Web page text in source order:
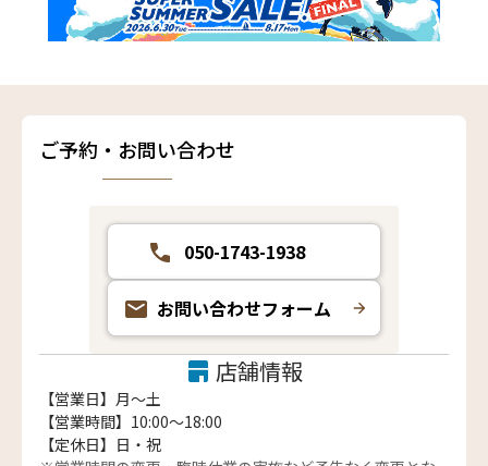
ご予約・お問い合わせ
050-1743-1938
お問い合わせフォーム
店舗情報
【営業日】月〜土
【営業時間】10:00～18:00
【定休日】日・祝